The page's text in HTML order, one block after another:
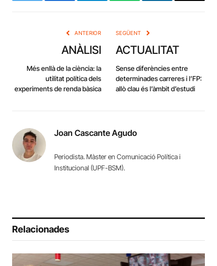
ANTERIOR
ANÀLISI
Més enllà de la ciència: la
utilitat política dels
experiments de renda bàsica
SEGÜENT
ACTUALITAT
Sense diferències entre
determinades carreres i l’FP:
allò clau és l’àmbit d’estudi
Joan Cascante Agudo
Periodista. Màster en Comunicació Política i
Institucional (UPF-BSM).
Relacionades